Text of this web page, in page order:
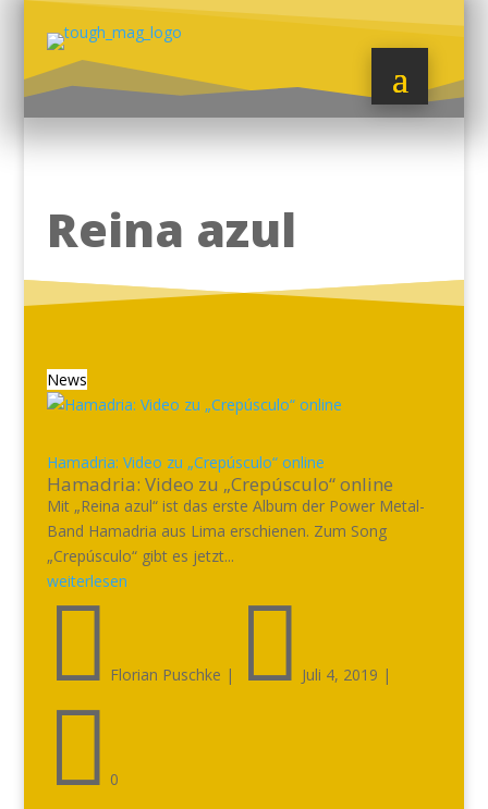
Reina azul
News
Hamadria: Video zu „Crepúsculo“ online
Hamadria: Video zu „Crepúsculo“ online
Mit „Reina azul“ ist das erste Album der Power Metal-
Band Hamadria aus Lima erschienen. Zum Song
„Crepúsculo“ gibt es jetzt...
weiterlesen
 Florian Puschke |  Juli 4, 2019 |
 0